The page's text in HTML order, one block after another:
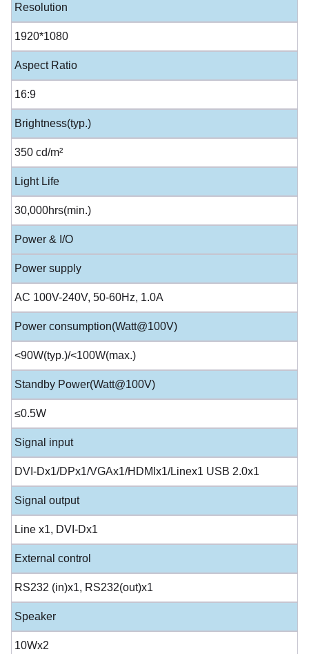
Resolution
1920*1080
Aspect Ratio
16:9
Brightness(typ.)
350 cd/m²
Light Life
30,000hrs(min.)
Power & I/O
Power supply
AC 100V-240V, 50-60Hz, 1.0A
Power consumption(Watt@100V)
<90W(typ.)/<100W(max.)
Standby Power(Watt@100V)
≤0.5W
Signal input
DVI-Dx1/DPx1/VGAx1/HDMIx1/Linex1 USB 2.0x1
Signal output
Line x1, DVI-Dx1
External control
RS232 (in)x1, RS232(out)x1
Speaker
10Wx2